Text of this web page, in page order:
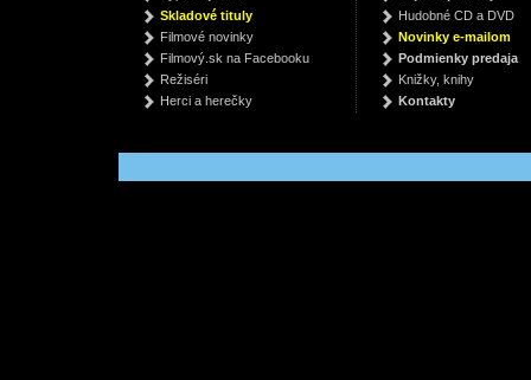
Madonna
€ 35.99
slovník...nielen na
cesty - 3.vydanie
autor neuvedený
€ 7.05
Skladové tituly
Filmové novinky
Filmový.sk na Facebooku
Režiséri
Herci a herečky
Hudobné CD a DVD
Novinky e-mailom
Podmienky predaja
Knižky, knihy
Kontakty